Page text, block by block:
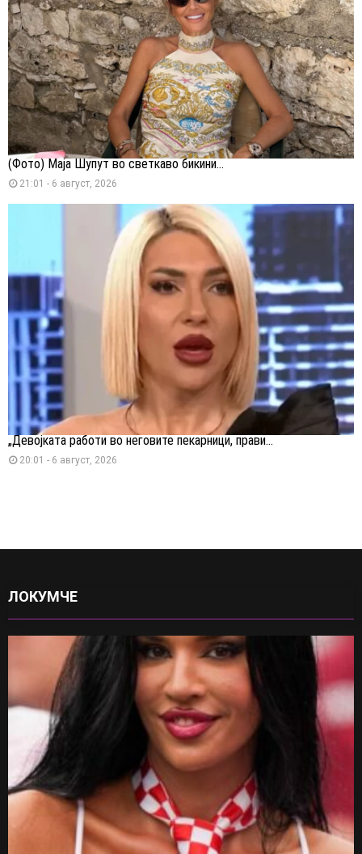
(Фото) Маја Шупут во светкаво бикини...
21:01 - 6 август, 2026
„Девојката работи во неговите пекарници, прави...
20:01 - 6 август, 2026
ЛОКУМЧЕ